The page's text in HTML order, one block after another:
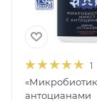
1
антоцианами